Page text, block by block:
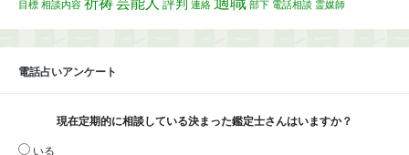
目標 相談内容 祈祷芸能人 評判 連絡 部下 電話相談 霊媒師
電話占いアンケート
現在定期的に相談している決まった鑑定士さんはいますか？
いる